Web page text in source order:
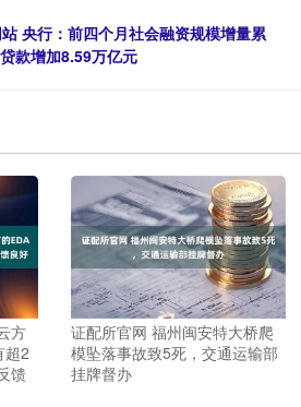
央行：前四个月社会融资规模增量累
款增加8.59万亿元
方
超2
馈
证配所官网 福州闽安特大桥爬
模坠落事故致5死，交通运输部
挂牌督办